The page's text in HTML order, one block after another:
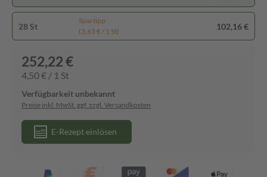
28 St
Spartipp
(3,65 € / 1 St)
102,16 €
252,22 €
4,50 € / 1 St
Verfügbarkeit unbekannt
Preise inkl. MwSt. ggf. zzgl. Versandkosten
E-Rezept einlösen